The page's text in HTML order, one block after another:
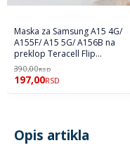
Maska za Samsung A15 4G/
A155F/ A15 5G/ A156B na
preklop Teracell Flip
Premium crna
390,00RSD
197,00RSD
Opis artikla